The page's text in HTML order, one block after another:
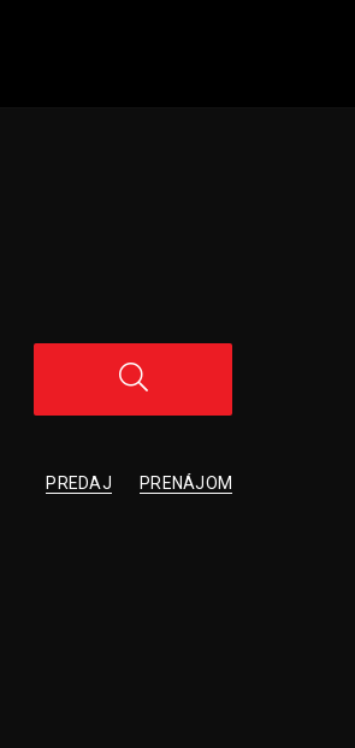
PREDAJ PRENÁJOM